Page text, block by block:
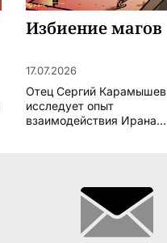
Избиение магов
17.07.2026
Отец Сергий Карамышев
исследует опыт
взаимодействия Ирана...